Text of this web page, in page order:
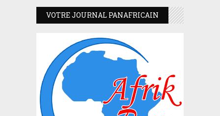
VOTRE JOURNAL PANAFRICAIN